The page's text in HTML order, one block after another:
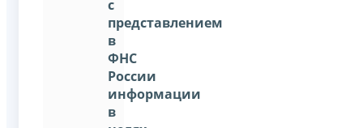
с
представлением
в
ФНС
России
информации
в